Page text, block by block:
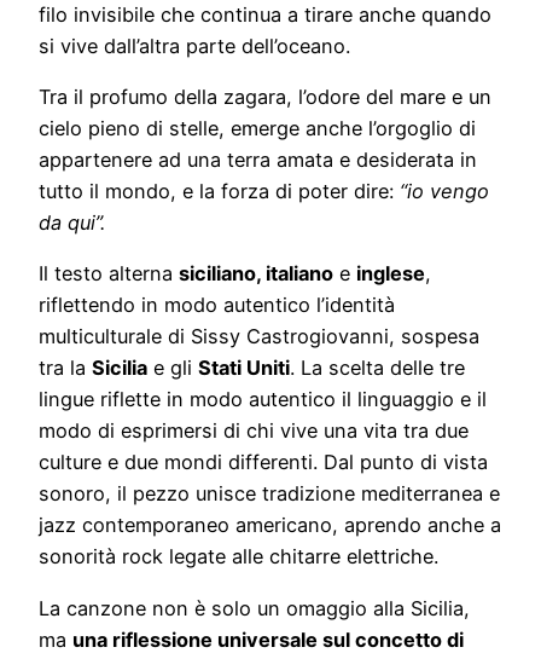
filo invisibile che continua a tirare anche quando
si vive dall’altra parte dell’oceano.
Tra il profumo della zagara, l’odore del mare e un
cielo pieno di stelle, emerge anche l’orgoglio di
appartenere ad una terra amata e desiderata in
tutto il mondo, e la forza di poter dire: “io vengo
da qui”.
Il testo alterna siciliano, italiano e inglese,
riflettendo in modo autentico l’identità
multiculturale di Sissy Castrogiovanni, sospesa
tra la Sicilia e gli Stati Uniti. La scelta delle tre
lingue riflette in modo autentico il linguaggio e il
modo di esprimersi di chi vive una vita tra due
culture e due mondi differenti. Dal punto di vista
sonoro, il pezzo unisce tradizione mediterranea e
jazz contemporaneo americano, aprendo anche a
sonorità rock legate alle chitarre elettriche.
La canzone non è solo un omaggio alla Sicilia,
ma una riflessione universale sul concetto di